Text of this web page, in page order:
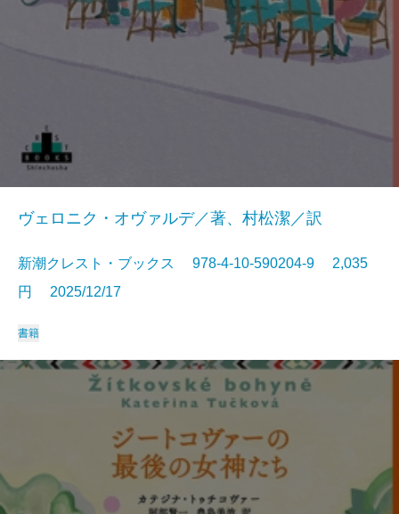
ヴェロニク・オヴァルデ／著、村松潔／訳
新潮クレスト・ブックス 978-4-10-590204-9 2,035
円 2025/12/17
書籍